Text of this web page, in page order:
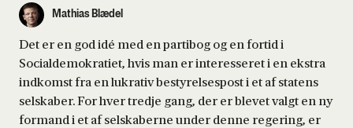
Mathias Blædel
Det er en god idé med en partibog og en fortid i
Socialdemokratiet, hvis man er interesseret i en ekstra
indkomst fra en lukrativ bestyrelsespost i et af statens
selskaber. For hver tredje gang, der er blevet valgt en ny
formand i et af selskaberne under denne regering, er